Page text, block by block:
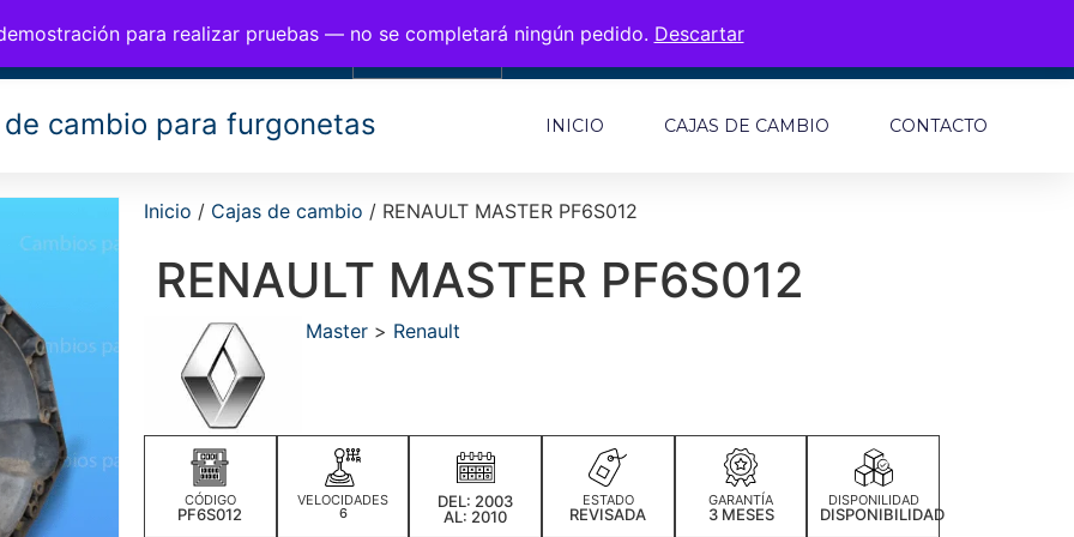
para realizar pruebas — no se completará ningún pedido. Descartar
PARA FURGONETAS
0,00€
de cambio para furgonetas INICIO CAJAS DE CAMBIO CONTACTO
Inicio / Cajas de cambio / RENAULT MASTER PF6S012
RENAULT MASTER PF6S012
Master > Renault
CÓDIGO
PF6S012
VELOCIDADES
6
DEL: 2003
AL: 2010
ESTADO
REVISADA
GARANTÍA
3 MESES
DISPONILIDAD
DISPONIBILIDAD